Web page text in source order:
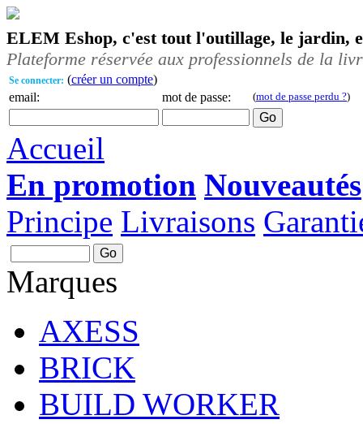
ELEM Eshop, c'est tout l'outillage, le jardin,
Plateforme réservée aux professionnels de la
Se connecter: (créer un compte)
email:
mot de passe: (mot de passe perdu ?)
Accueil
En promotion Nouveautés
Principe Livraisons
Marques
AXESS
BRICK
BUILD WORKER